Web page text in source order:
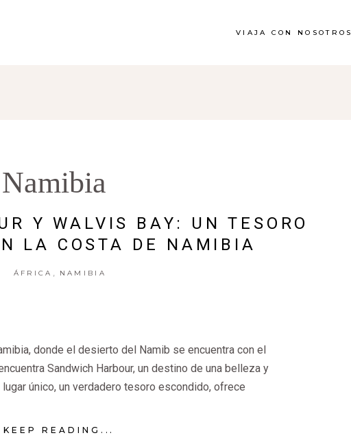
VIAJA CON NOSOTROS
Namibia
Y WALVIS BAY: UN TESORO
LA COSTA DE NAMIBIA
ÁFRICA NAMIBIA
donde el desierto del Namib se encuentra con el
Sandwich Harbour, un destino de una belleza y
único, un verdadero tesoro escondido, ofrece
KEEP READING...